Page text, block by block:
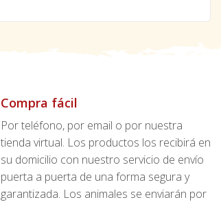
Compra fácil
Por teléfono, por email o por nuestra
tienda virtual. Los productos los recibirá en
su domicilio con nuestro servicio de envío
puerta a puerta de una forma segura y
garantizada. Los animales se enviarán por